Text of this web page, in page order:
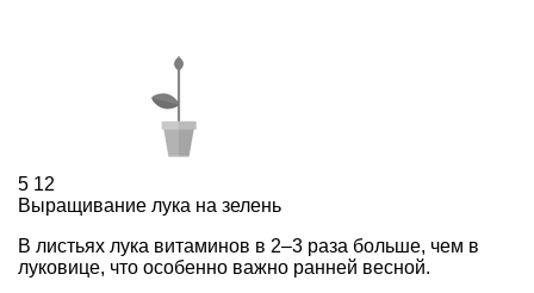
5 12
Выращивание лука на зелень
В листьях лука витаминов в 2–3 раза больше, чем в
луковице, что особенно важно ранней весной.